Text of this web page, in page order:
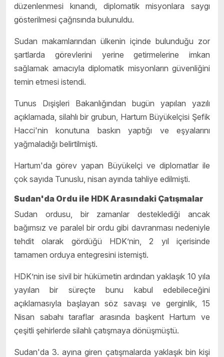
düzenlenmesi kınandı, diplomatik misyonlara saygı
gösterilmesi çağrısında bulunuldu.
Sudan makamlarından ülkenin içinde bulunduğu zor
şartlarda görevlerini yerine getirmelerine imkan
sağlamak amacıyla diplomatik misyonların güvenliğini
temin etmesi istendi.
Tunus Dışişleri Bakanlığından bugün yapılan yazılı
açıklamada, silahlı bir grubun, Hartum Büyükelçisi Şefik
Hacci'nin konutuna baskın yaptığı ve eşyalarını
yağmaladığı belirtilmişti.
Hartum'da görev yapan Büyükelçi ve diplomatlar ile
çok sayıda Tunuslu, nisan ayında tahliye edilmişti.
Sudan'da Ordu ile HDK Arasındaki Çatışmalar
Sudan ordusu, bir zamanlar desteklediği ancak
bağımsız ve paralel bir ordu gibi davranması nedeniyle
tehdit olarak gördüğü HDK’nin, 2 yıl içerisinde
tamamen orduya entegresini istemişti.
HDK’nin ise sivil bir hükümetin ardından yaklaşık 10 yıla
yayılan bir süreçte bunu kabul edebileceğini
açıklamasıyla başlayan söz savaşı ve gerginlik, 15
Nisan sabahı taraflar arasında başkent Hartum ve
çeşitli şehirlerde silahlı çatışmaya dönüşmüştü.
Sudan'da 3. ayına giren çatışmalarda yaklaşık bin kişi